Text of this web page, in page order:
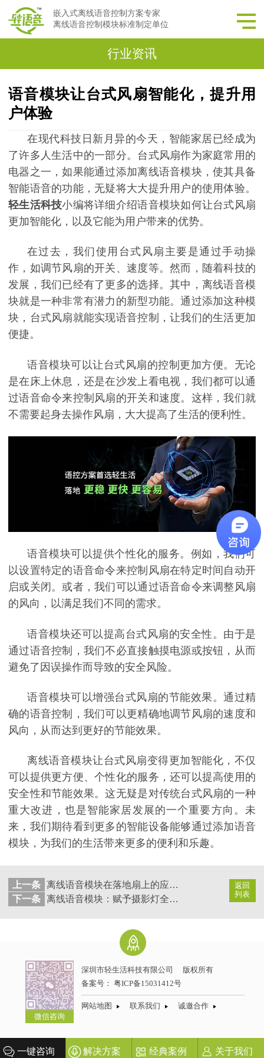
嵌入式离线语音控制方案专家
离线语音控制模块标准制定单位
行业资讯
语音模块让台式风扇智能化，提升用
户体验
在现代科技日新月异的今天，智能家居已经成为
了许多人生活中的一部分。台式风扇作为家庭常用的
电器之一，如果能通过添加离线语音模块，使其具备
智能语音的功能，无疑将大大提升用户的使用体验。
轻生活科技小编将详细介绍语音模块如何让台式风扇
更加智能化，以及它能为用户带来的优势。
在过去，我们使用台式风扇主要是通过手动操
作，如调节风扇的开关、速度等。然而，随着科技的
发展，我们已经有了更多的选择。其中，离线语音模
块就是一种非常有潜力的新型功能。通过添加这种模
块，台式风扇就能实现语音控制，让我们的生活更加
便捷。
语音模块可以让台式风扇的控制更加方便。无论
是在床上休息，还是在沙发上看电视，我们都可以通
过语音命令来控制风扇的开关和速度。这样，我们就
不需要起身去操作风扇，大大提高了生活的便利性。
语音模块可以提供个性化的服务。例如，我们可
以设置特定的语音命令来控制风扇在特定时间自动开
启或关闭。或者，我们可以通过语音命令来调整风扇
的风向，以满足我们不同的需求。
语音模块还可以提高台式风扇的安全性。由于是
通过语音控制，我们不必直接触摸电源或按钮，从而
避免了因误操作而导致的安全风险。
语音模块可以增强台式风扇的节能效果。通过精
确的语音控制，我们可以更精确地调节风扇的速度和
风向，从而达到更好的节能效果。
离线语音模块让台式风扇变得更加智能化，不仅
可以提供更方便、个性化的服务，还可以提高使用的
安全性和节能效果。这无疑是对传统台式风扇的一种
重大改进，也是智能家居发展的一个重要方向。未
来，我们期待看到更多的智能设备能够通过添加语音
模块，为我们的生活带来更多的便利和乐趣。
返回
列表
上一条
离线语音模块在落地扇上的应用：创新智能化体验
下一条
离线语音模块：赋予摄影灯全新的交互体验
微信咨询
深圳市轻生活科技有限公司
版权所有
备案号：粤ICP备15031412号
网站地图 联系我们 诚邀合作
一键咨询 解决方案 经典案例 关于我们